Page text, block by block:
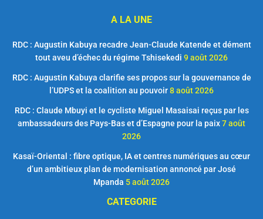
A LA UNE
RDC : Augustin Kabuya recadre Jean-Claude Katende et dément
tout aveu d’échec du régime Tshisekedi 9 août 2026
RDC : Augustin Kabuya clarifie ses propos sur la gouvernance de
l’UDPS et la coalition au pouvoir8 août 2026
RDC : Claude Mbuyi et le cycliste Miguel Masaisai reçus par les
ambassadeurs des Pays-Bas et d’Espagne pour la paix7 août
2026
Kasaï-Oriental : fibre optique, IA et centres numériques au cœur
d’un ambitieux plan de modernisation annoncé par José
Mpanda 5 août 2026
CATEGORIE